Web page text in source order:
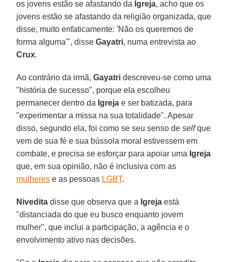
os jovens estão se afastando da Igreja, acho que os
jovens estão se afastando da religião organizada, que
disse, muito enfaticamente: 'Não os queremos de
forma alguma'", disseGayatri, numa entrevista ao
Crux.
Ao contrário da irmã,Gayatri descreveu-se como uma
"história de sucesso", porque ela escolheu
permanecer dentro da Igreja e ser batizada, para
"experimentar a missa na sua totalidade". Apesar
disso, segundo ela, foi como se seu senso deselfque
vem de sua fé e sua bússola moral estivessem em
combate, e precisa se esforçar para apoiar uma Igreja
que, em sua opinião, não é inclusiva com as
mulheres e as pessoas LGBT.
Nivedita disse que observa que a Igreja está
"distanciada do que eu busco enquanto jovem
mulher", que inclui a participação, a agência e o
envolvimento ativo nas decisões.